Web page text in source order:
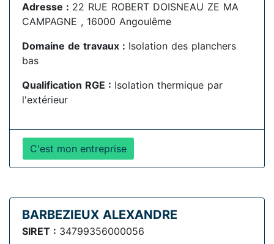
Adresse : 22 RUE ROBERT DOISNEAU ZE MA
CAMPAGNE , 16000 Angoulême
Domaine de travaux : Isolation des planchers
bas
Qualification RGE : Isolation thermique par
l'extérieur
C'est mon entreprise
BARBEZIEUX ALEXANDRE
SIRET : 34799356000056